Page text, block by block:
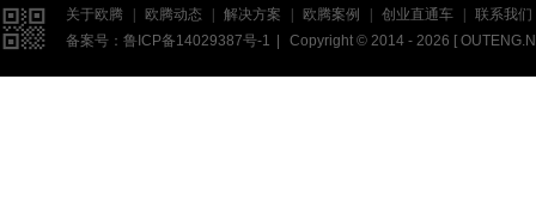
 关于欧腾 欧腾动态 解决方案 欧腾案例 创业直通车
联系我们
备案号： 鲁ICP备14029387号-1 Copyright © 2014 - 2026 [